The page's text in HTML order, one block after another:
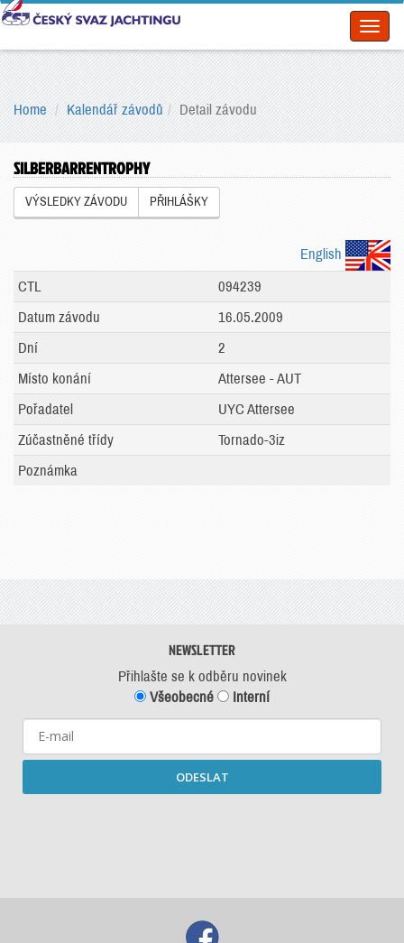
Home Kalendář závodů Detail závodu
SILBERBARRENTROPHY
VÝSLEDKY ZÁVODU PŘIHLÁŠKY
English
CTL
094239
Datum závodu
16.05.2009
Dní
2
Místo konání
Attersee - AUT
Pořadatel
UYC Attersee
Zúčastněné třídy
Tornado-3iz
Poznámka
NEWSLETTER
Přihlašte se k odběru novinek
Všeobecné
Interní
ODESLAT